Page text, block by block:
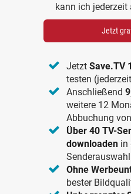
kann ich jederzeit
Jetzt
JetztSave.TV
testen
Anschließend
weitere 12
Abbuchung
Über 40 TV-
downloaden in
Senderauswahl
Ohne
bester